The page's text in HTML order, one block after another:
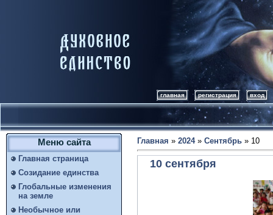
главная регистрация вход
Меню сайта
Главная страница
Созидание единства
Глобальные изменения
на земле
Необычное или
Главная » 2024 » Сентябрь » 10
10 сентября